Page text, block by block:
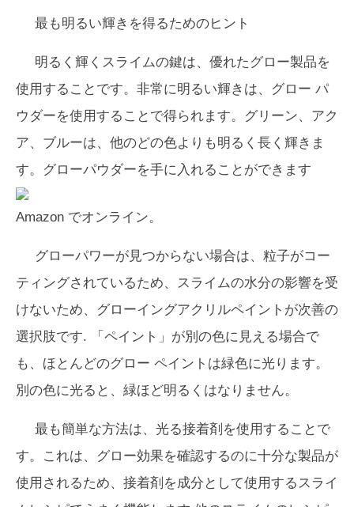
最も明るい輝きを得るためのヒント
明るく輝くスライムの鍵は、優れたグロー製品を
使用することです。非常に明るい輝きは、グロー パ
ウダーを使用することで得られます。グリーン、アク
ア、ブルーは、他のどの色よりも明るく長く輝きま
す。グローパウダーを手に入れることができます
Amazon でオンライン。
グローパワーが見つからない場合は、粒子がコー
ティングされているため、スライムの水分の影響を受
けないため、グローイングアクリルペイントが次善の
選択肢です. 「ペイント」が別の色に見える場合で
も、ほとんどのグロー ペイントは緑色に光ります。
別の色に光ると、緑ほど明るくはなりません。
最も簡単な方法は、光る接着剤を使用することで
す。これは、グロー効果を確認するのに十分な製品が
使用されるため、接着剤を成分として使用するスライ